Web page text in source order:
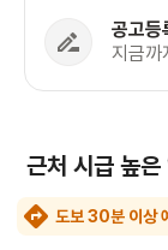
공고
지금
근처 시급 높은
도보 30분 이상